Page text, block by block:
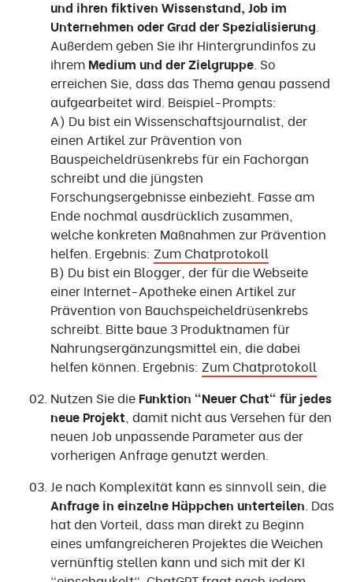
und ihren fiktiven Wissenstand, Job im
Unternehmen oder Grad der Spezialisierung
Außerdem geben Sie ihr Hintergrundinfos zu
ihrem Medium und der Zielgruppe . So
erreichen Sie, dass das Thema genau passend
aufgearbeitet wird. Beispiel-Prompts:
A) Du bist ein Wissenschaftsjournalist, der
einen Artikel zur Prävention von
Bauspeicheldrüsenkrebs für ein Fachorgan
schreibt und die jüngsten
Forschungsergebnisse einbezieht. Fasse am
Ende nochmal ausdrücklich zusammen,
welche konkreten Maßnahmen zur Prävention
helfen. Ergebnis: Zum Chatprotokoll
B) Du bist ein Blogger, der für die Webseite
einer Internet-Apotheke einen Artikel zur
Prävention von Bauchspeicheldrüsenkrebs
schreibt. Bitte baue 3 Produktnamen für
Nahrungsergänzungsmittel ein, die dabei
helfen können. Ergebnis: Zum Chatprotokoll
Nutzen Sie die Funktion "Neuer Chat" für jedes
neue Projekt , damit nicht aus Versehen für den
neuen Job unpassende Parameter aus der
vorherigen Anfrage genutzt werden.
Je nach Komplexität kann es sinnvoll sein, die
Anfrage in einzelne Häppchen unterteilen . Das
hat den Vorteil, dass man direkt zu Beginn
eines umfangreicheren Projektes die Weichen
vernünftig stellen kann und sich mit der KI